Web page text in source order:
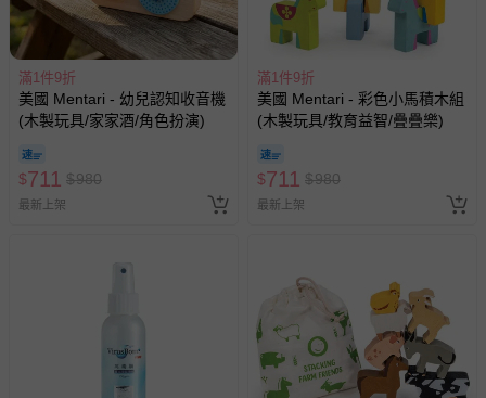
滿1件9折
美國 Mentari - 幼兒認知收音機
(木製玩具/家家酒/角色扮演)
$711 $980
最新上架
滿1件9折
美國 Mentari - 彩色小馬積木組
(木製玩具/教育益智/疊疊樂)
$711 $980
最新上架